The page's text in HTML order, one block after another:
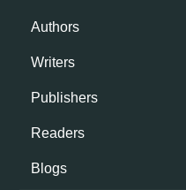
Authors
Writers
Publishers
Readers
Blogs